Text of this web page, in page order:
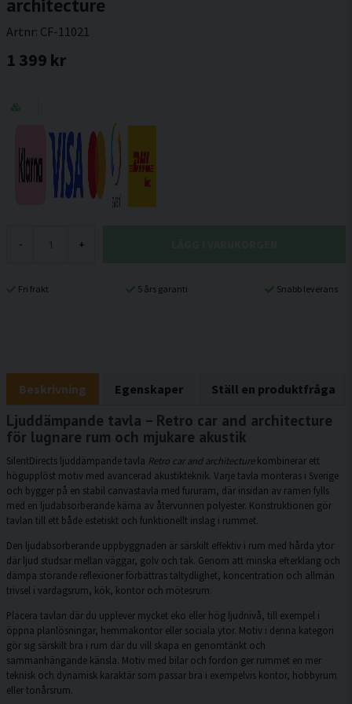
architecture
Artnr: CF-11021
1 399 kr
- +
Fri frakt 5 års garanti Snabb leverans
Beskrivning Egenskaper Ställ en produktfråga
Ljuddämpande tavla – Retro car and architecture
för lugnare rum och mjukare akustik
SilentDirects ljuddämpande tavla Retro car and architecturekombinerar ett
högupplöst motiv med avancerad akustikteknik. Varje tavla monteras i Sverige
och bygger på en stabil canvastavla med fururam, där insidan av ramen fylls
med en ljudabsorberande kärna av återvunnen polyester. Konstruktionen gör
tavlan till ett både estetiskt och funktionellt inslag i rummet.
Den ljudabsorberande uppbyggnaden är särskilt effektiv i rum med hårda ytor
där ljud studsar mellan väggar, golv och tak. Genom att minska efterklang och
dämpa störande reflexioner förbättras taltydlighet, koncentration och allmän
trivsel i vardagsrum, kök, kontor och mötesrum.
Placera tavlan där du upplever mycket eko eller hög ljudnivå, till exempel i
öppna planlösningar, hemmakontor eller sociala ytor. Motiv i denna kategori
gör sig särskilt bra i rum där du vill skapa en genomtänkt och
sammanhängande känsla. Motiv med bilar och fordon ger rummet en mer
teknisk och dynamisk karaktär som passar bra i exempelvis kontor, hobbyrum
eller tonårsrum.